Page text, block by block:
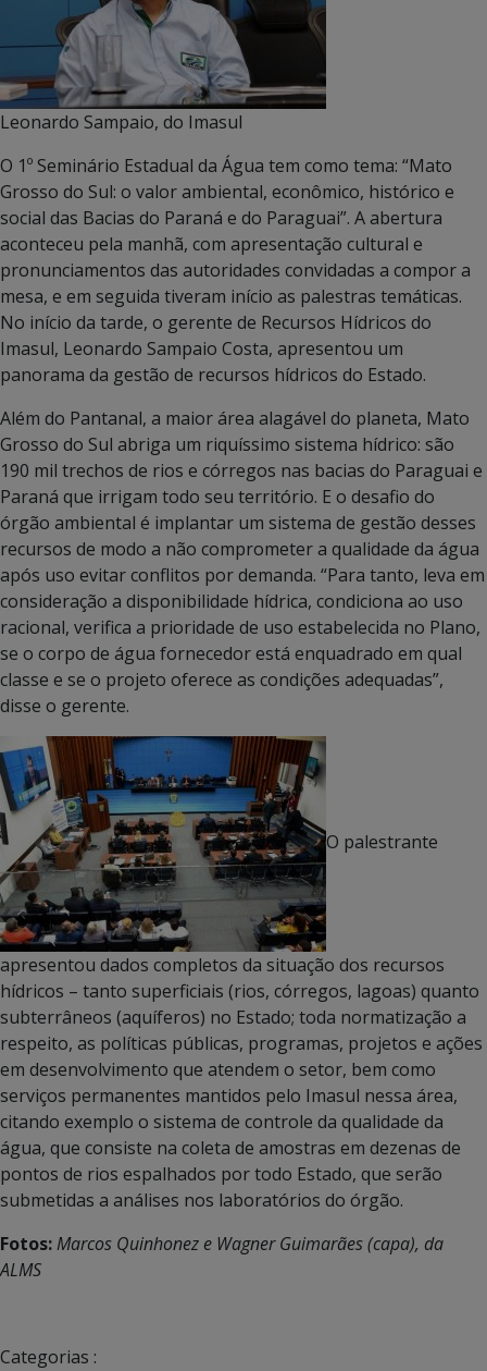
Leonardo Sampaio, do Imasul
O 1º Seminário Estadual da Água tem como tema: “Mato
Grosso do Sul: o valor ambiental, econômico, histórico e
social das Bacias do Paraná e do Paraguai”. A abertura
aconteceu pela manhã, com apresentação cultural e
pronunciamentos das autoridades convidadas a compor a
mesa, e em seguida tiveram início as palestras temáticas.
No início da tarde, o gerente de Recursos Hídricos do
Imasul, Leonardo Sampaio Costa, apresentou um
panorama da gestão de recursos hídricos do Estado.
Além do Pantanal, a maior área alagável do planeta, Mato
Grosso do Sul abriga um riquíssimo sistema hídrico: são
190 mil trechos de rios e córregos nas bacias do Paraguai e
Paraná que irrigam todo seu território. E o desafio do
órgão ambiental é implantar um sistema de gestão desses
recursos de modo a não comprometer a qualidade da água
após uso evitar conflitos por demanda. “Para tanto, leva em
consideração a disponibilidade hídrica, condiciona ao uso
racional, verifica a prioridade de uso estabelecida no Plano,
se o corpo de água fornecedor está enquadrado em qual
classe e se o projeto oferece as condições adequadas”,
disse o gerente.
O palestrante
apresentou dados completos da situação dos recursos
hídricos – tanto superficiais (rios, córregos, lagoas) quanto
subterrâneos (aquíferos) no Estado; toda normatização a
respeito, as políticas públicas, programas, projetos e ações
em desenvolvimento que atendem o setor, bem como
serviços permanentes mantidos pelo Imasul nessa área,
citando exemplo o sistema de controle da qualidade da
água, que consiste na coleta de amostras em dezenas de
pontos de rios espalhados por todo Estado, que serão
submetidas a análises nos laboratórios do órgão.
Fotos:Marcos Quinhonez e Wagner Guimarães (capa), da
ALMS
Categorias :